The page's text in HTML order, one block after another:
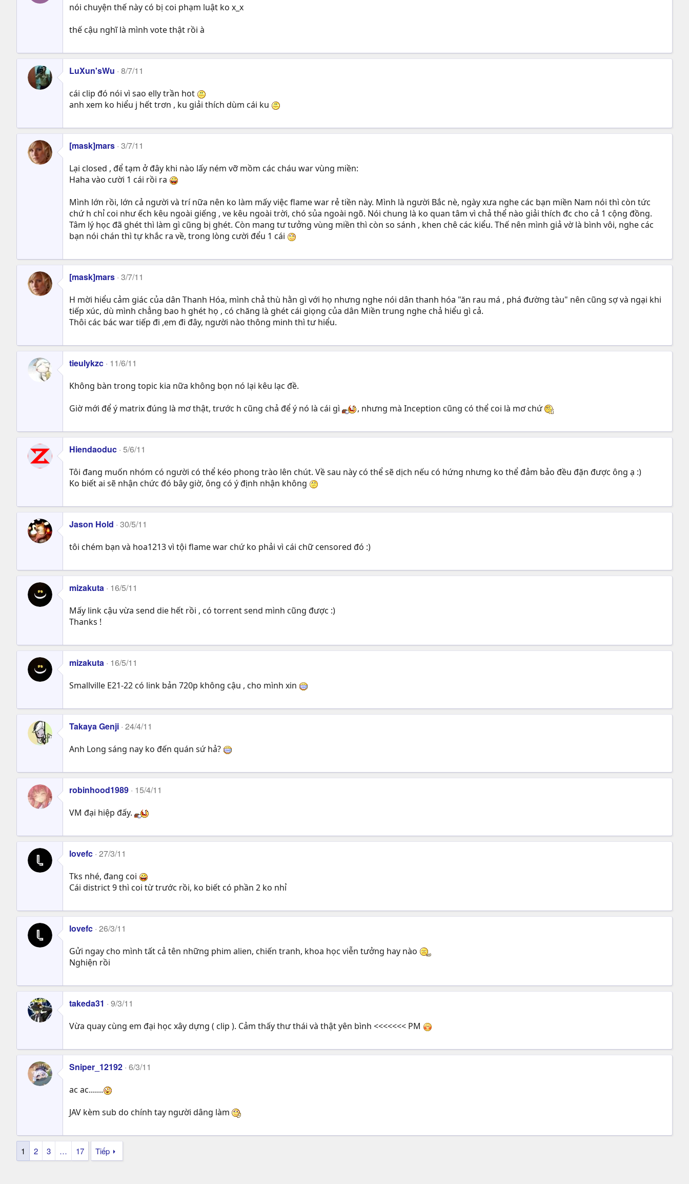
nói chuyện thế này có bị coi phạm luật ko x_x
thế cậu nghĩ là mình vote thật rồi à
LuXun'sWu 8/7/11
cái clip đó nói vì sao elly trần hot
anh xem ko hiểu j hết trơn , ku giải thích dùm cái ku
[mask]mars 3/7/11
Lại closed , để tạm ở đây khi nào lấy ném vỡ mồm các cháu war vùng miền:
Haha vào cười 1 cái rồi ra
Mình lớn rồi, lớn cả người và trí nữa nên ko làm mấy việc flame war rẻ tiền này. Mình là người Bắc nè, ngày xưa nghe các bạn miền Nam nói thì còn tức
chứ h chỉ coi như ếch kêu ngoài giếng , ve kêu ngoài trời, chó sủa ngoài ngõ. Nói chung là ko quan tâm vì chả thể nào giải thích đc cho cả 1 cộng đồng.
Tâm lý học đã ghét thì làm gì cũng bị ghét. Còn mang tư tưởng vùng miền thì còn so sánh , khen chê các kiểu. Thế nên mình giả vờ là bình vôi, nghe các
bạn nói chán thì tự khắc ra về, trong lòng cười đểu 1 cái
[mask]mars 3/7/11
H mời hiểu cảm giác của dân Thanh Hóa, mình chả thù hằn gì với họ nhưng nghe nói dân thanh hóa "ăn rau má , phá đường tàu" nên cũng sợ và ngại khi
tiếp xúc, dù mình chẳng bao h ghét họ , có chăng là ghét cái giọng của dân Miền trung nghe chả hiểu gì cả.
Thôi các bác war tiếp đi ,em đi đây, người nào thông minh thì tư hiểu.
tieulykzc 11/6/11
Không bàn trong topic kia nữa không bọn nó lại kêu lạc đề.
Giờ mới để ý matrix đúng là mơ thật, trước h cũng chả để ý nó là cái gì
, nhưng mà Inception cũng có thể coi là mơ chứ
Hiendaoduc 5/6/11
Tôi đang muốn nhóm có người có thể kéo phong trào lên chút. Về sau này có thể sẽ dịch nếu có hứng nhưng ko thể đảm bảo đều đặn được ông ạ :)
Ko biết ai sẽ nhận chức đó bây giờ, ông có ý định nhận không
Jason Hold 30/5/11
tôi chém bạn và hoa1213 vì tội flame war chứ ko phải vì cái chữ censored đó :)
mizakuta 16/5/11
Mấy link cậu vừa send die hết rồi , có torrent send mình cũng được :)
Thanks !
mizakuta 16/5/11
Smallville E21-22 có link bản 720p không cậu , cho mình xin
Takaya Genji 24/4/11
Anh Long sáng nay ko đến quán sứ hả?
robinhood1989 15/4/11
VM đại hiệp đấy.
lovefc 27/3/11
Tks nhé, đang coi
Cái district 9 thì coi từ trước rồi, ko biết có phần 2 ko nhỉ
lovefc 26/3/11
Gửi ngay cho mình tất cả tên những phim alien, chiến tranh, khoa học viễn tưởng hay nào
Nghiện rồi
takeda31 9/3/11
Vừa quay cùng em đại học xây dựng ( clip ). Cảm thấy thư thái và thật yên bình <<<<<<< PM
Sniper_12192 6/3/11
ac ac.......
JAV kèm sub do chính tay người dâng làm
1 2 3 … 17 Tiếp